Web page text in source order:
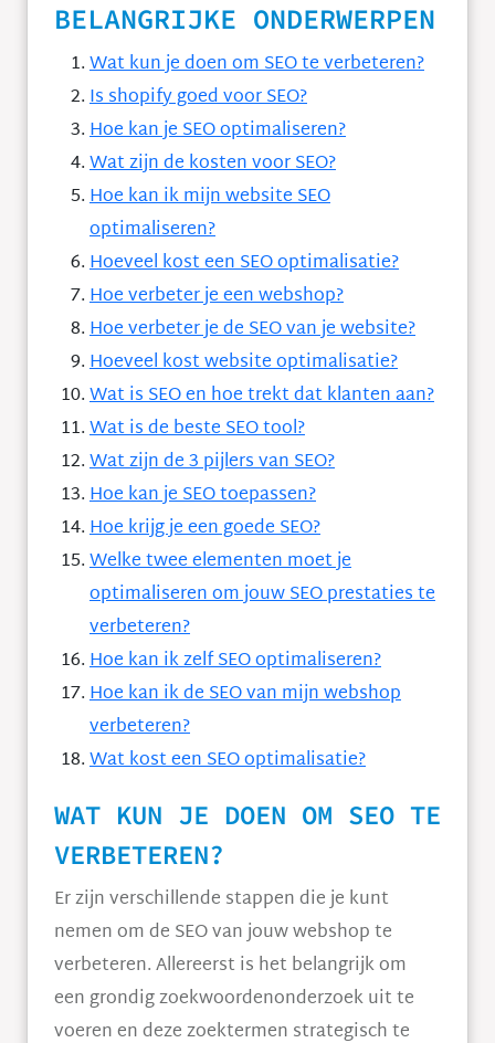
BELANGRIJKE ONDERWERPEN
Wat kun je doen om SEO te verbeteren?
Is shopify goed voor SEO?
Hoe kan je SEO optimaliseren?
Wat zijn de kosten voor SEO?
Hoe kan ik mijn website SEO
optimaliseren?
Hoeveel kost een SEO optimalisatie?
Hoe verbeter je een webshop?
Hoe verbeter je de SEO van je website?
Hoeveel kost website optimalisatie?
Wat is SEO en hoe trekt dat klanten aan?
Wat is de beste SEO tool?
Wat zijn de 3 pijlers van SEO?
Hoe kan je SEO toepassen?
Hoe krijg je een goede SEO?
Welke twee elementen moet je
optimaliseren om jouw SEO prestaties te
verbeteren?
Hoe kan ik zelf SEO optimaliseren?
Hoe kan ik de SEO van mijn webshop
verbeteren?
Wat kost een SEO optimalisatie?
WAT KUN JE DOEN OM SEO TE
VERBETEREN?
Er zijn verschillende stappen die je kunt
nemen om de SEO van jouw webshop te
verbeteren. Allereerst is het belangrijk om
een grondig zoekwoordenonderzoek uit te
voeren en deze zoektermen strategisch te